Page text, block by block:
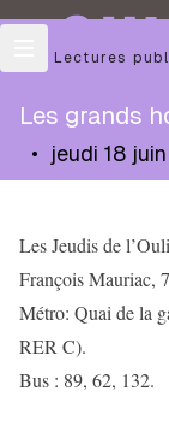
Les Lectures
Les grands
• jeudi 18
Les Jeudis de
François Mauriac,
Métro: Quai de la
RER C).
Bus : 89, 62, 132.